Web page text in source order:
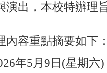
演出，本校特辦理
內容重點摘要如下：
年5月9日(星期六)